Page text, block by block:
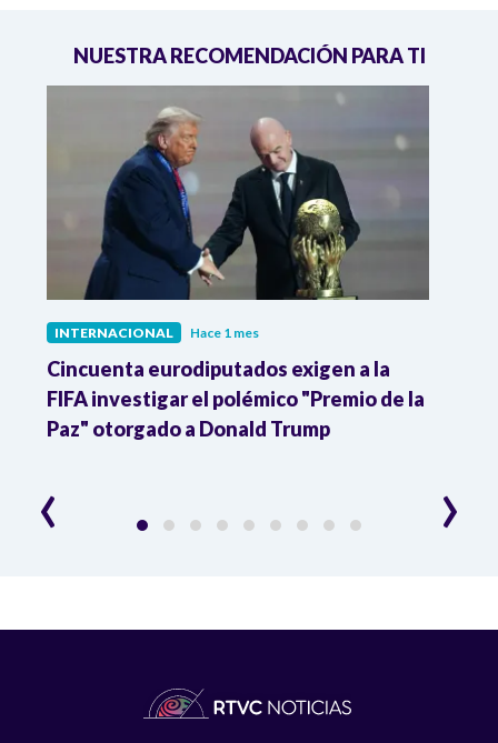
NUESTRA RECOMENDACIÓN PARA TI
INTERNACIONAL Hace 1 mes
Cincuenta eurodiputados exigen a la
FIFA investigar el polémico "Premio de la
Paz" otorgado a Donald Trump
‹ ›